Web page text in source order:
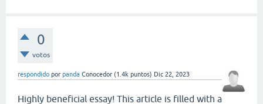
0
votos
respondido por panda Conocedor (1.4k puntos) Dic 22, 2023
Highly beneficial essay! This article is filled with a